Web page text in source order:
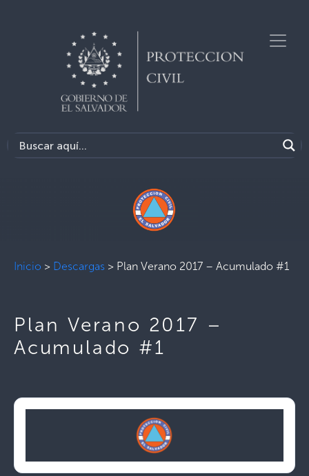
Inicio > Descargas > Plan Verano 2017 – Acumulado #1
Plan Verano 2017 –
Acumulado #1